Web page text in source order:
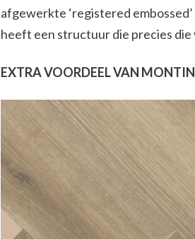
afgewerkte ‘registered
heeft een structuur die precies
EXTRA VOORDEEL VAN